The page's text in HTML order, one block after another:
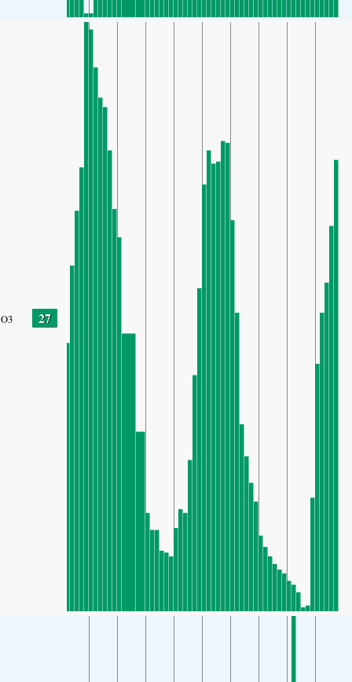
O3 27